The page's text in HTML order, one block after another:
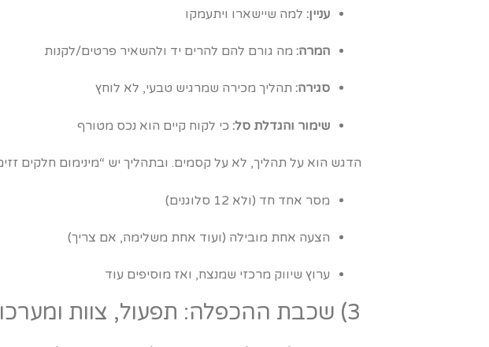
עניין: למה שיישארו ויתעמקו
המרה: מה גורם להם להרים יד ולהשאיר פרטים/לקנות
סגירה: תהליך מכירה שמרגיש טבעי, לא לוחץ
שימור והגדלת סל: כי לקוח קיים הוא נכס מטורף
הדגש הוא על תהליך, לא על קסמים. ובתהליך יש “מינימום חלקים
מסר אחד חד (ולא 12 סלוגנים)
הצעה אחת מובילה (ועוד אחת משלימה, אם צריך)
ערוץ שיווק מרכזי שמנצח, ואז מוסיפים עוד
3) שכבת ההכפלה: תפעול, צוות ומערכות שעוזרות לכם לגדול בלי להתפרק